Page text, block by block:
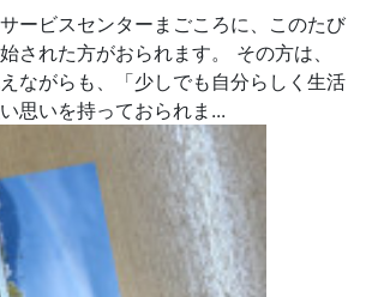
ービスセンターまごころに、このたび
された方がおられます。 その方は、
ながらも、「少しでも自分らしく生活
思いを持っておられま...